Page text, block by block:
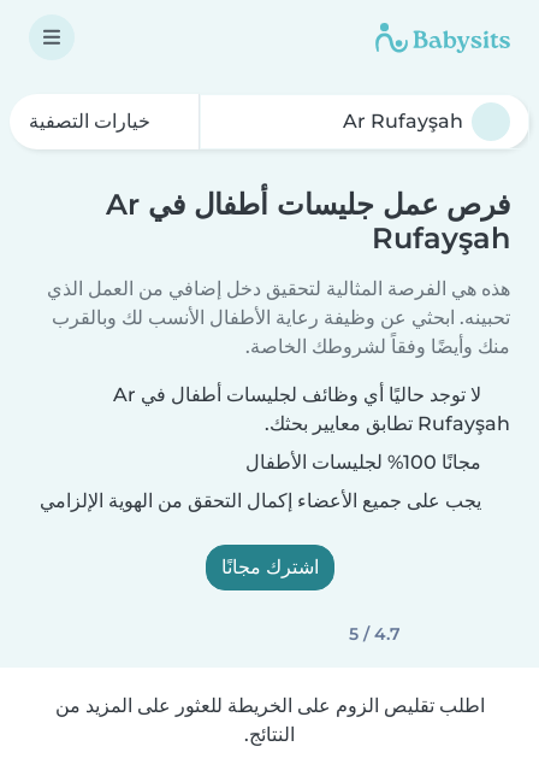
خيارات التصفية
فرص عمل جليسات أطفال في Ar
Rufayşah
هذه هي الفرصة المثالية لتحقيق دخل إضافي من العمل الذي
تحبينه. ابحثي عن وظيفة رعاية الأطفال الأنسب لك وبالقرب
منك وأيضًا وفقاً لشروطك الخاصة.
لا توجد حاليًا أي وظائف لجليسات أطفال في Ar
Rufayşah تطابق معايير بحثك.
مجانًا 100% لجليسات الأطفال
يجب على جميع الأعضاء إكمال التحقق من الهوية الإلزامي
اشترك مجانًا
4.7 / 5
اطلب تقليص الزوم على الخريطة للعثور على المزيد من
النتائج.